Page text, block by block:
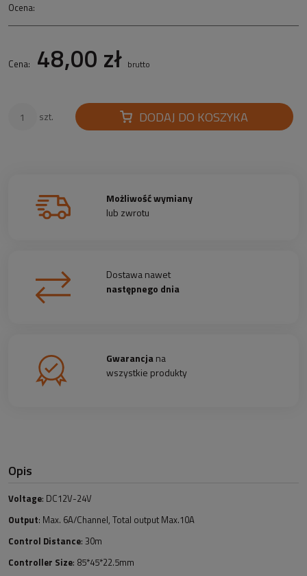
Ocena:
Cena: 48,00 zł brutto
szt. DODAJ DO KOSZYKA
Możliwość wymiany
lub zwrotu
Dostawa nawet
następnego dnia
Gwarancjana
wszystkie produkty
Opis
Voltage: DC12V-24V
Output: Max. 6A/Channel, Total output Max.10A
Control Distance: 30m
Controller Size: 85*45*22.5mm